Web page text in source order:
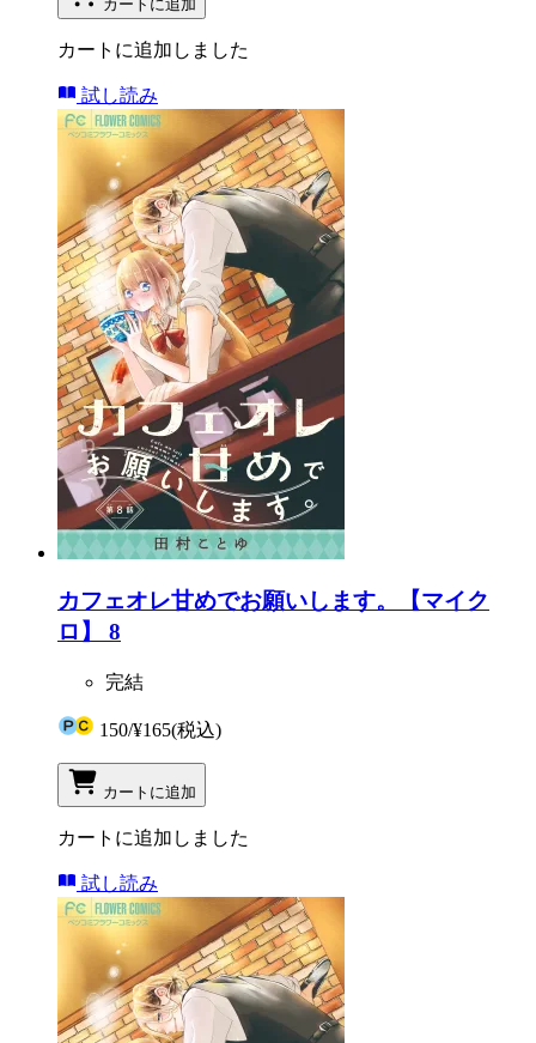
カートに追加
カートに追加しました
試し読み
カフェオレ甘めでお願いします。【マイク
ロ】 8
完結
150/¥165(税込)
カートに追加
カートに追加しました
試し読み